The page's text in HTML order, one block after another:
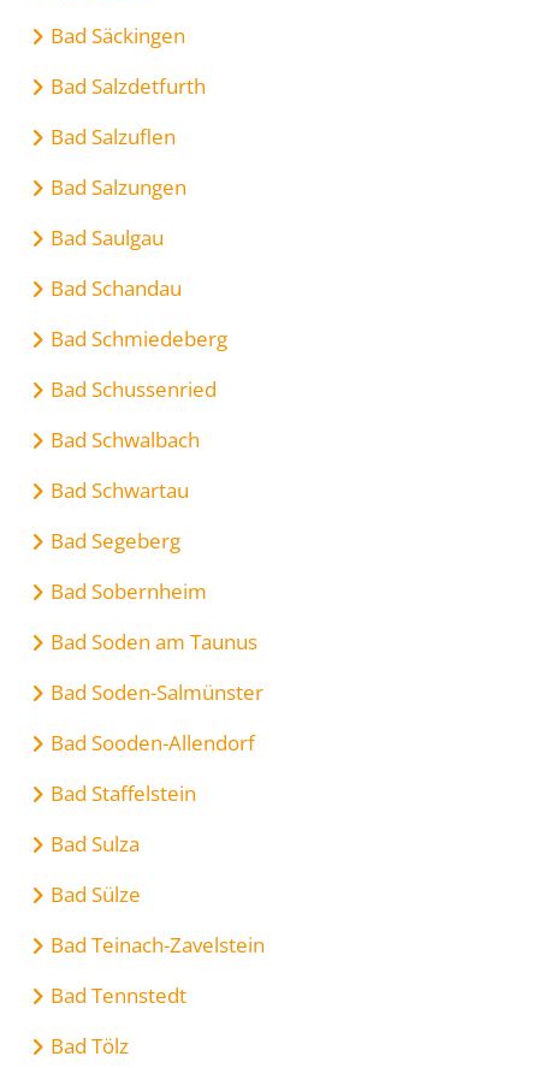
Bad Säckingen
Bad Salzdetfurth
Bad Salzuflen
Bad Salzungen
Bad Saulgau
Bad Schandau
Bad Schmiedeberg
Bad Schussenried
Bad Schwalbach
Bad Schwartau
Bad Segeberg
Bad Sobernheim
Bad Soden am Taunus
Bad Soden-Salmünster
Bad Sooden-Allendorf
Bad Staffelstein
Bad Sulza
Bad Sülze
Bad Teinach-Zavelstein
Bad Tennstedt
Bad Tölz